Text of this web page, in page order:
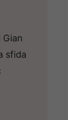
sfida